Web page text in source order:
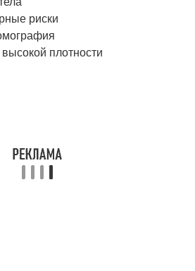
риски
плотности